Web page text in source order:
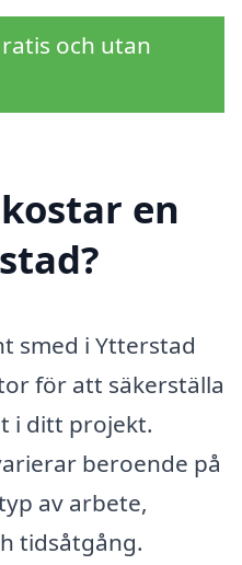
och utan
en
smed i Ytterstad
för att säkerställa
i ditt projekt.
beroende på
av arbete,
tidsåtgång.